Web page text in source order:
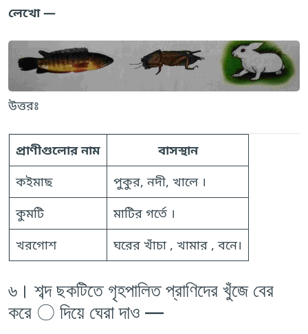
লেখো —
উত্তরঃ
প্রাণীগুলোর নাম
বাসস্থান
কইমাছ
পুকুর, নদী, খালে ।
কুমটি
মাটির গর্তে ।
খরগোশ
ঘরের খাঁচা , খামার , বনে।
৬। শব্দ ছকটিতে গৃহপালিত প্রাণিদের খুঁজে বের
করে 〇 দিয়ে ঘেরা দাও —